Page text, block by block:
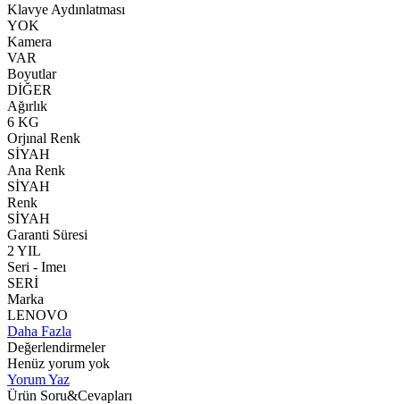
Klavye Aydınlatması
YOK
Kamera
VAR
Boyutlar
DİĞER
Ağırlık
6 KG
Orjınal Renk
SİYAH
Ana Renk
SİYAH
Renk
SİYAH
Garanti Süresi
2 YIL
Seri - Imeı
SERİ
Marka
LENOVO
Daha Fazla
Değerlendirmeler
Henüz yorum yok
Yorum Yaz
Ürün Soru&Cevapları